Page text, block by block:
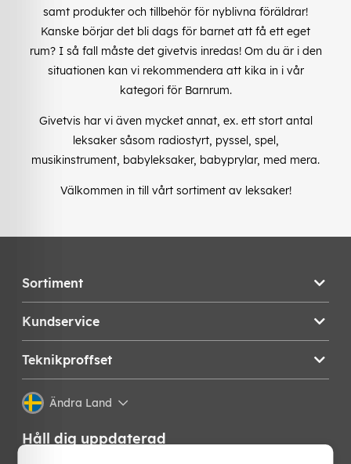
samt produkter och tillbehör för nyblivna föräldrar!
Kanske börjar det bli dags för barnet att få ett eget
rum? I så fall måste det givetvis inredas! Om du är i den
situationen kan vi rekommendera att kika in i vår
kategori för Barnrum.
Givetvis har vi även mycket annat, ex. ett stort antal
leksaker såsom radiostyrt, pyssel, spel,
musikinstrument, babyleksaker, babyprylar, med mera.
Välkommen in till vårt sortiment av leksaker!
Sortiment
Kundservice
Teknikproffset
Ändra Land
Håll dig uppdaterad